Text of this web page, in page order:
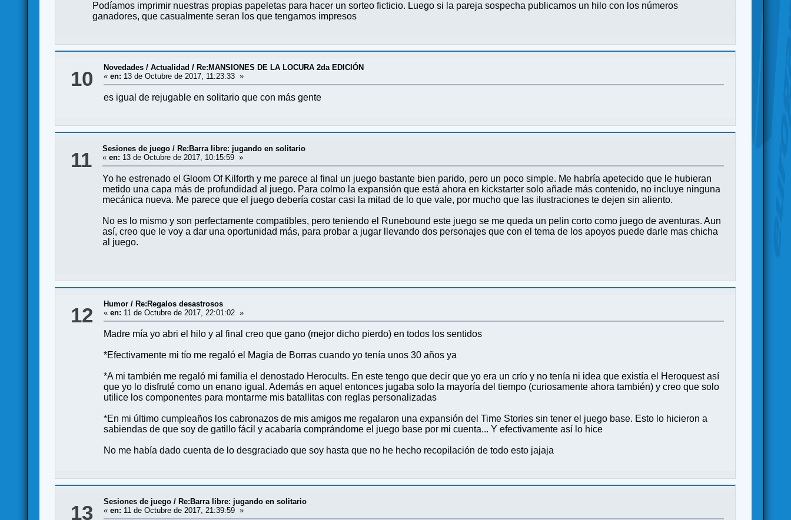
Podíamos imprimir nuestras propias papeletas para hacer un sorteo ficticio. Luego si la pareja sospecha publicamos un hilo con los números
ganadores, que casualmente seran los que tengamos impresos
10 Novedades / Actualidad / Re:MANSIONES DE LA LOCURA 2da EDICIÓN
«en: 13 de Octubre de 2017, 11:23:33 »
es igual de rejugable en solitario que con más gente
11 Sesiones de juego / Re:Barra libre: jugando en solitario
«en: 13 de Octubre de 2017, 10:15:59 »
Yo he estrenado el Gloom Of Kilforth y me parece al final un juego bastante bien parido, pero un poco simple. Me habría apetecido que le hubieran
metido una capa más de profundidad al juego. Para colmo la expansión que está ahora en kickstarter solo añade más contenido, no incluye ninguna
mecánica nueva. Me parece que el juego debería costar casi la mitad de lo que vale, por mucho que las ilustraciones te dejen sin aliento.
No es lo mismo y son perfectamente compatibles, pero teniendo el Runebound este juego se me queda un pelin corto como juego de aventuras. Aun
así, creo que le voy a dar una oportunidad más, para probar a jugar llevando dos personajes que con el tema de los apoyos puede darle mas chicha
al juego.
12 Humor/ Re:Regalos desastrosos
«en: 11 de Octubre de 2017, 22:01:02 »
Madre mía yo abri el hilo y al final creo que gano (mejor dicho pierdo) en todos los sentidos
*Efectivamente mi tío me regaló el Magia de Borras cuando yo tenía unos 30 años ya
*A mi también me regaló mi familia el denostado Herocults. En este tengo que decir que yo era un crío y no tenía ni idea que existía el Heroquest así
que yo lo disfruté como un enano igual. Además en aquel entonces jugaba solo la mayoría del tiempo (curiosamente ahora también) y creo que solo
utilice los componentes para montarme mis batallitas con reglas personalizadas
*En mi último cumpleaños los cabronazos de mis amigos me regalaron una expansión del Time Stories sin tener el juego base. Esto lo hicieron a
sabiendas de que soy de gatillo fácil y acabaría comprándome el juego base por mi cuenta... Y efectivamente así lo hice
No me había dado cuenta de lo desgraciado que soy hasta que no he hecho recopilación de todo esto jajaja
13 Sesiones de juego / Re:Barra libre: jugando en solitario
«en: 11 de Octubre de 2017, 21:39:59 »